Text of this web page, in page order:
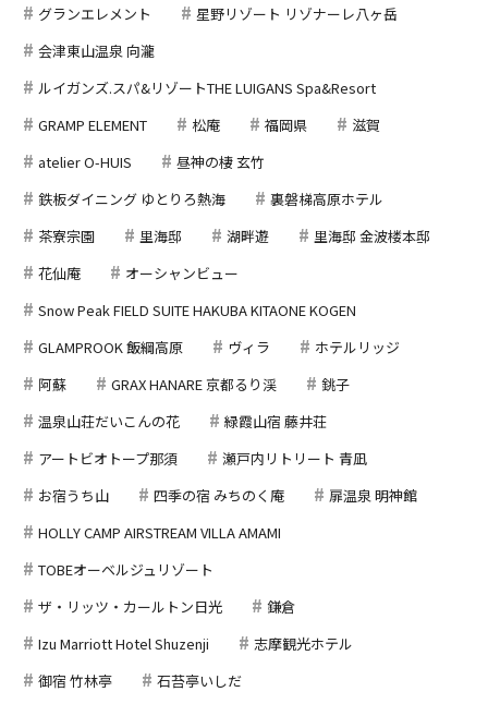
グランエレメント
星野リゾート リゾナーレ八ヶ岳
会津東山温泉 向瀧
ルイガンズ.スパ&リゾートTHE LUIGANS Spa&Resort
GRAMP ELEMENT
松庵 福岡県
滋賀
atelier O-HUIS
昼神の棲 玄竹
鉄板ダイニング ゆとりろ熱海
裏磐梯高原ホテル
茶寮宗園
里海邸 湖畔遊
里海邸 金波楼本邸
花仙庵
オーシャンビュー
Snow Peak FIELD SUITE HAKUBA KITAONE KOGEN
GLAMPROOK 飯綱高原
ヴィラ
ホテルリッジ
阿蘇
GRAX HANARE 京都るり渓
銚子
温泉山荘だいこんの花
緑霞山宿 藤井荘
アートビオトープ那須
瀬戸内リトリート 青凪
お宿うち山
四季の宿 みちのく庵
扉温泉 明神館
HOLLY CAMP AIRSTREAM VILLA AMAMI
TOBEオーベルジュリゾート
ザ・リッツ・カールトン日光
鎌倉
Izu Marriott Hotel Shuzenji
志摩観光ホテル
御宿 竹林亭
石苔亭いしだ